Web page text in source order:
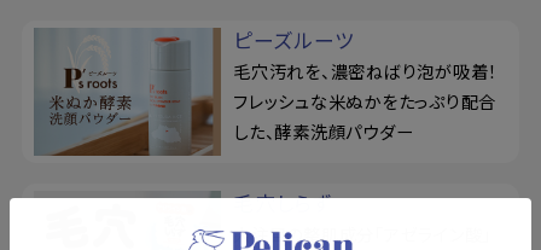
ピーズルーツ
毛穴汚れを、濃密ねばり泡が吸着！
フレッシュな米ぬかをたっぷり配合
した、酵素洗顔パウダー
毛穴しらず
大注目の整肌成分「アゼライン酸」